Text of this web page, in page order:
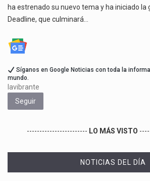
ha estrenado su nuevo tema y ha iniciado
Deadline, que culminará…
Síganos en Google Noticias con toda la
mundo.
lavibrante
Seguir
------------------------ LO MÁS VISTO
NOTICIAS DEL DÍA